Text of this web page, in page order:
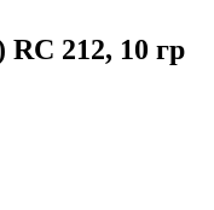
212, 10 гр